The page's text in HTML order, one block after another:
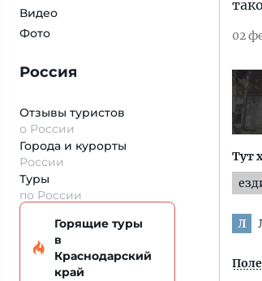
Видео
Фото
Россия
Отзывы туристов
о России
Города и курорты
России
Туры
по России
Горящие туры
в
Краснодарский
край
02
Тут
Л